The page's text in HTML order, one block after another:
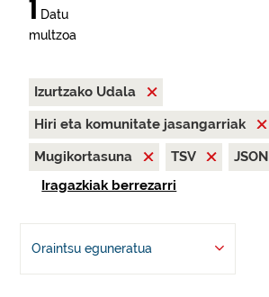
1 Datu
multzoa
Izurtzako Udala
Hiri eta komunitate jasangarriak
Mugikortasuna
TSV JSON
Iragazkiak berrezarri
Oraintsu eguneratua